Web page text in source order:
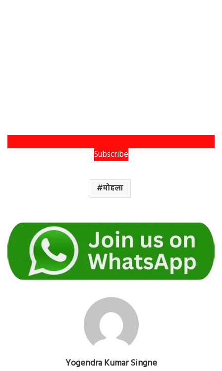
Subscribe
मोहला
Yogendra Kumar Singne